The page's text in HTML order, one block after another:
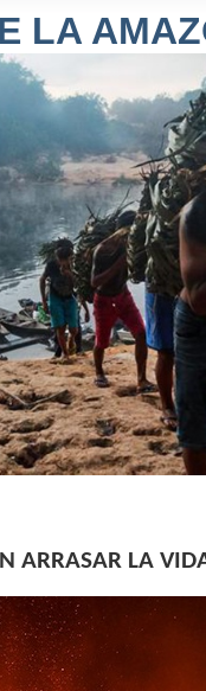
LA
ARRASAR LA